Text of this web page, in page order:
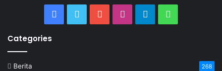
Categories
Berita 268